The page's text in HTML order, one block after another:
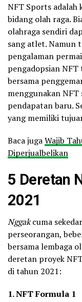
NFT Sports
bidang olah raga.
olahraga sendiri
sang atlet. Namun
pengalaman
pengadopsian
bersama
menggunakan
pendapatan baru.
yang memiliki
Baca jugaWajib
Diperjualbelikan
5 Deretan
2021
Nggakcuma
perseorangan,
bersama lembaga
deretan proyek
di tahun 2021:
1. NFT Formula 1